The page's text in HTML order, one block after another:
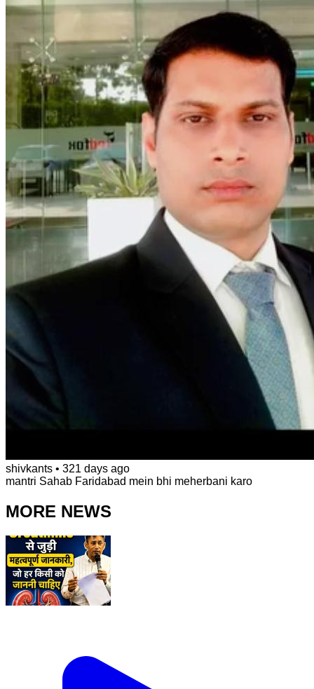
shivkants • 321 days ago
mantri Sahab Faridabad mein bhi meherbani karo
MORE NEWS